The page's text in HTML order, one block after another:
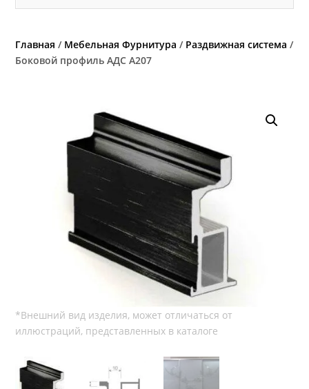
Главная / Мебельная Фурнитура / Раздвижная система /
Боковой профиль АДС А207